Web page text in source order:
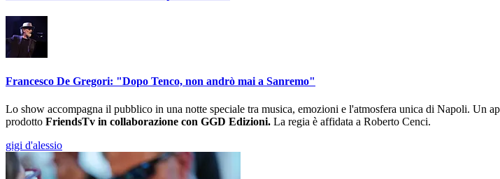
Francesco De Gregori: "Dopo Tenco, non andrò mai a Sanremo"
Lo show accompagna il pubblico in una notte speciale tra musica, emozioni e l'atmosfera unica di Napoli. Un
prodotto FriendsTv in collaborazione con GGD Edizioni. La regia è affidata a Roberto Cenci.
gigi d'alessio